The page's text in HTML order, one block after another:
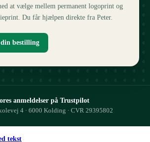
at vælge mellem permanent logoprint og
Du får hjælpen direkte fra Peter.
bestilling
4 · 6000 Kolding · CVR 29395802
anmeldelser på Trustpilot